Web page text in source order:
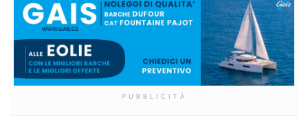
PUBBLICITÀ